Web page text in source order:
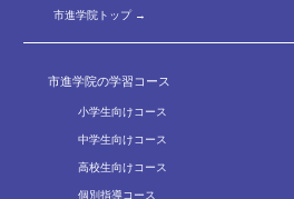
指導を実践しています。
らせん階段を上るように何度も
応用力を養っていきます。
生徒は新しい単元を学習し、同
ら行うため、新出単元への理解が
内容の定着もあわせてできるよう
研究し、受験から逆算して習得す
しています。入試によく出る問題
リ・ムダ・ムラなく効率的に学習す
授業内容と完全リンクした
す。自ら学ぶ、自立学習のサポ
自習室
一人だと集中できない時、長期
首都圏学校訪問
プレップ中学入試
公立中高一貫校説
保護者、生徒アン
個別面談、学習相談
市進学院トップ →
市進学院の学習コース
小学生向けコース
中学生向けコース
高校生向けコース
個別指導コース